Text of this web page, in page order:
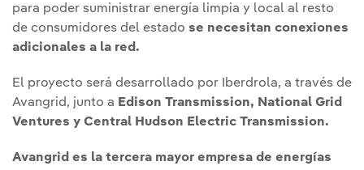
para poder suministrar energía limpia y local al resto
de consumidores del estado se necesitan conexiones
adicionales a la red.
El proyecto será desarrollado por Iberdrola, a través de
Avangrid, junto a Edison Transmission, National Grid
Ventures y Central Hudson Electric Transmission.
Avangrid es la tercera mayor empresa de energías